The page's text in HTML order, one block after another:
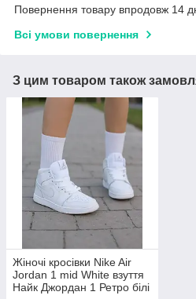
Повернення товару впродовж 14
Всі умови повернення
З цим товаром також
Жіночі кросівки Nike Air
Jordan 1 mid White взуття
Найк Джордан 1 Ретро білі